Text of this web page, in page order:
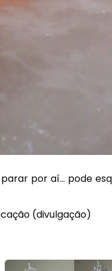
parar por aí… pode
(divulgação)